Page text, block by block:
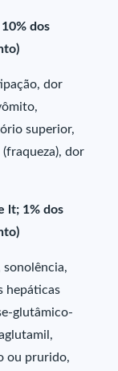
dos
dor
superior,
dor
lt; 1% dos
sonolência,
hepáticas
glutâmico-
ou prurido,